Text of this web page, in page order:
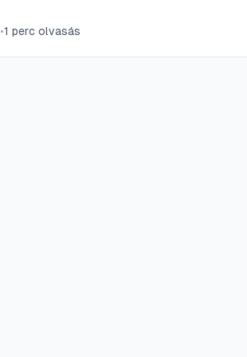
•1 perc olvasás